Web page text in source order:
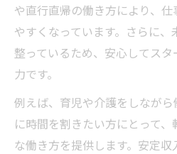
や直行直帰の働き方により、
やすくなっています。さらに
整っているため、安心してス
力です。
例えば、育児や介護をしなが
に時間を割きたい方にとって
な働き方を提供します。安定